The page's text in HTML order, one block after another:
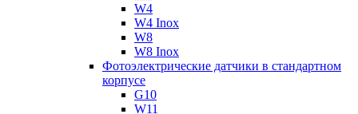
W4
W4 Inox
W8
W8 Inox
Фотоэлектрические датчики в стандартном
корпусе
G10
W11